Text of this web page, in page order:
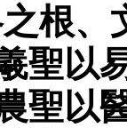
根、
聖以
聖以